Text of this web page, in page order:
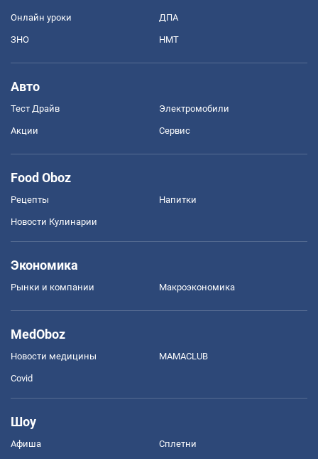
Онлайн уроки ДПА
ЗНО НМТ
Авто
Тест Драйв Электромобили
Акции Сервис
Food Oboz
Рецепты Напитки
Новости Кулинарии
Экономика
Рынки и компании Mакроэкономика
MedOboz
Новости медицины MAMACLUB
Covid
Шоу
Афиша Сплетни